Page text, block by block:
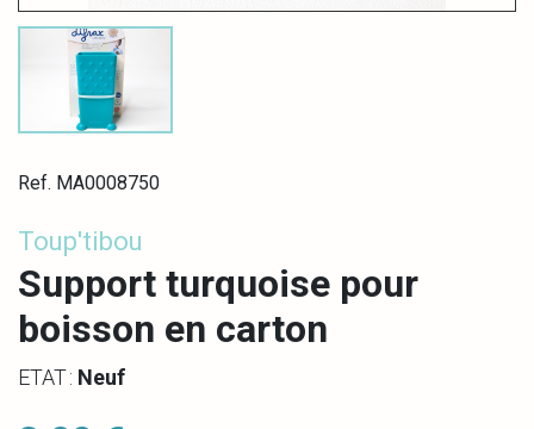
Ref. MA0008750
Toup'tibou
Support turquoise pour
boisson en carton
ETAT : Neuf